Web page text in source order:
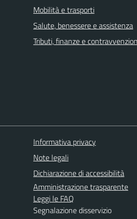
Mobilità e trasporti
Salute, benessere e assistenza
Tributi, finanze e
Informativa privacy
Note legali
Dichiarazione di accessibilità
Amministrazione trasparente
Leggi le FAQ
Segnalazione disservizio